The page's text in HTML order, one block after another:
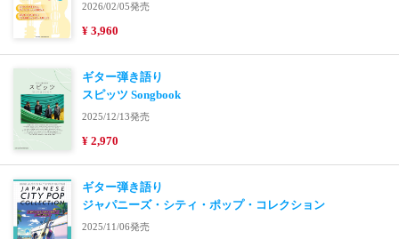
2026/02/05発売
¥ 3,960
ギター弾き語り
スピッツ Songbook
2025/12/13発売
¥ 2,970
ギター弾き語り
ジャパニーズ・シティ・ポップ・コレクション
2025/11/06発売